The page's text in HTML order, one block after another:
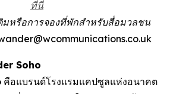
ที่นี่
มหรือการจองที่พักสำหรับสื่อมวลชน
Soho
คือแบรนด์โรงแรมแคปซูลแห่งอนาคต